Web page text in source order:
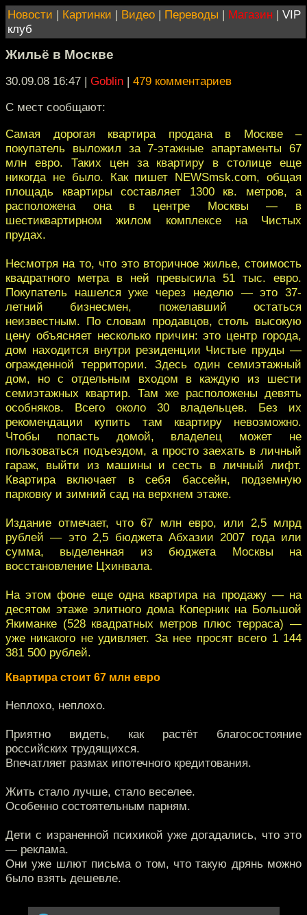
Новости | Картинки | Видео | Переводы | Магазин | VIP
клуб
Жильё в Москве
30.09.08 16:47 | Goblin | 479 комментариев
С мест сообщают:
Самая дорогая квартира продана в Москве –
покупатель выложил за 7-этажные апартаменты 67
млн евро. Таких цен за квартиру в столице еще
никогда не было. Как пишет NEWSmsk.com, общая
площадь квартиры составляет 1300 кв. метров, а
расположена она в центре Москвы — в
шестиквартирном жилом комплексе на Чиcтых
прудах.
Несмотря на то, что это вторичное жилье, стоимость
квадратного метра в ней превысила 51 тыс. евро.
Покупатель нашелся уже через неделю — это 37-
летний бизнесмен, пожелавший остаться
неизвестным. По словам продавцов, столь высокую
цену объясняет несколько причин: это центр города,
дом находится внутри резиденции Чистые пруды —
огражденной территории. Здесь один семиэтажный
дом, но с отдельным входом в каждую из шести
семиэтажных квартир. Там же расположены девять
особняков. Всего около 30 владельцев. Без их
рекомендации купить там квартиру невозможно.
Чтобы попасть домой, владелец может не
пользоваться подъездом, а просто заехать в личный
гараж, выйти из машины и сесть в личный лифт.
Квартира включает в себя бассейн, подземную
парковку и зимний сад на верхнем этаже.
Издание отмечает, что 67 млн евро, или 2,5 млрд
рублей — это 2,5 бюджета Абхазии 2007 года или
сумма, выделенная из бюджета Москвы на
восстановление Цхинвала.
На этом фоне еще одна квартира на продажу — на
десятом этаже элитного дома Коперник на Большой
Якиманке (528 квадратных метров плюс терраса) —
уже никакого не удивляет. За нее просят всего 1 144
381 500 рублей.
Квартира стоит 67 млн евро
Неплохо, неплохо.
Приятно видеть, как растёт благосостояние
российских трудящихся.
Впечатляет размах ипотечного кредитования.
Жить стало лучше, стало веселее.
Особенно состоятельным парням.
Дети с израненной психикой уже догадались, что это
— реклама.
Они уже шлют письма о том, что такую дрянь можно
было взять дешевле.